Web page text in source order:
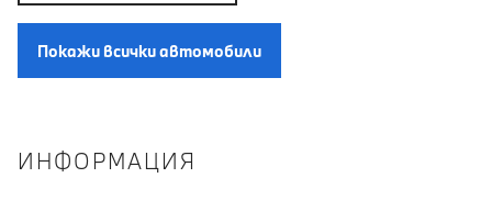
Покажи всички автомобили
ИНФОРМАЦИЯ